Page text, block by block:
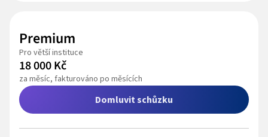
Premium
Pro větší instituce
18 000 Kč
za měsíc, fakturováno po měsících
Domluvit schůzku